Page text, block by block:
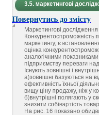
3.5. маркетингові
Повернутись до змісту
Маркетингові
Конкурентоспроможність
маркетингу, є
оцінка
аналогічними
підприємству переваги
Існують зовнішні і
а)зовнішні базуються на
ефективність їхньої
вищу ціну продажу, ніж у
б)внутрішні полягають у
знизити собівартість
На рис. 16 показано